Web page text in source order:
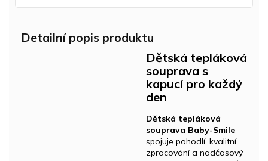
Detailní popis produktu
Dětská tepláková
souprava s
kapucí pro každý
den
Dětská tepláková
souprava Baby-Smile
spojuje pohodlí, kvalitní
zpracování a nadčasový